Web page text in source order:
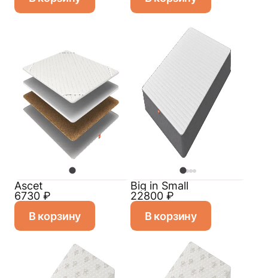
Ascet
6730 ₽
В корзину
Big in Small
22800 ₽
В корзину